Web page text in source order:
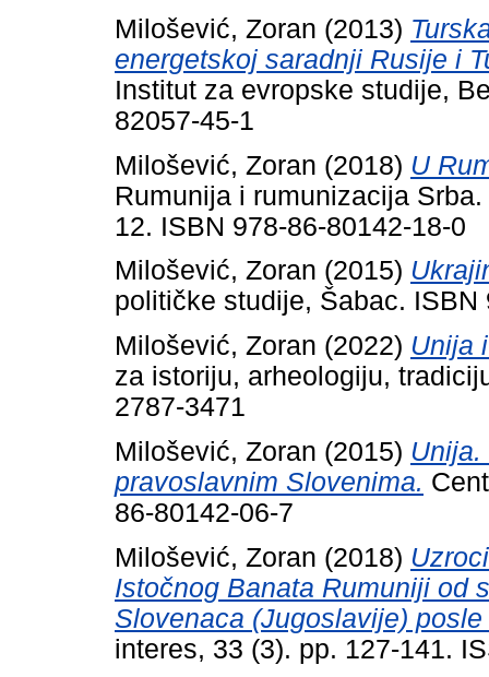
Milošević, Zoran (2013)
energetskoj saradnji Rusije i
Institut za evropske studije,
82057-45-1
Milošević, Zoran (2018) U
Rumunija i rumunizacija
12. ISBN 978-86-80142-18-0
Milošević, Zoran (2015)
političke studije, Šabac. ISBN
Milošević, Zoran (2022) Unija
za istoriju, arheologiju,
2787-3471
Milošević, Zoran (2015) Unija.
pravoslavnim Slovenima.
86-80142-06-7
Milošević, Zoran (2018)
Istočnog Banata Rumuniji od
Slovenaca (Jugoslavije)
interes, 33 (3). pp. 127-141.